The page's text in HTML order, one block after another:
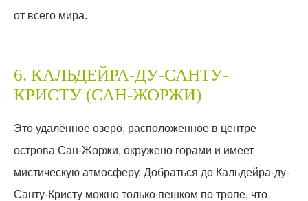
от всего мира.
6. КАЛЬДЕЙРА-ДУ-САНТУ-
КРИСТУ (САН-ЖОРЖИ)
Это удалённое озеро, расположенное в центре
острова Сан-Жоржи, окружено горами и имеет
мистическую атмосферу. Добраться до Кальдейра-ду-
Санту-Кристу можно только пешком по тропе, что